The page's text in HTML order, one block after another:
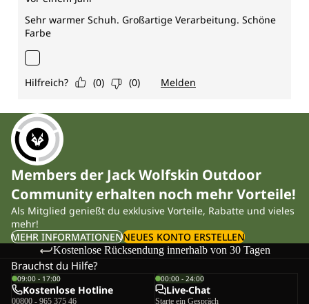
Members der Jack Wolfskin Outdoor
Community erhalten noch mehr Vorteile!
Als Mitglied genießt du exklusive Vorteile, Rabatte und vieles
mehr!
MEHR INFORMATIONENNEUES KONTO ERSTELLEN
Kostenlose Rücksendung innerhalb von 30 Tagen
Brauchst du Hilfe?
09:00 - 17:00
Kostenlose Hotline
00800 - 965 375 46
00:00 - 24:00
Live-Chat
Starte ein Gespräch